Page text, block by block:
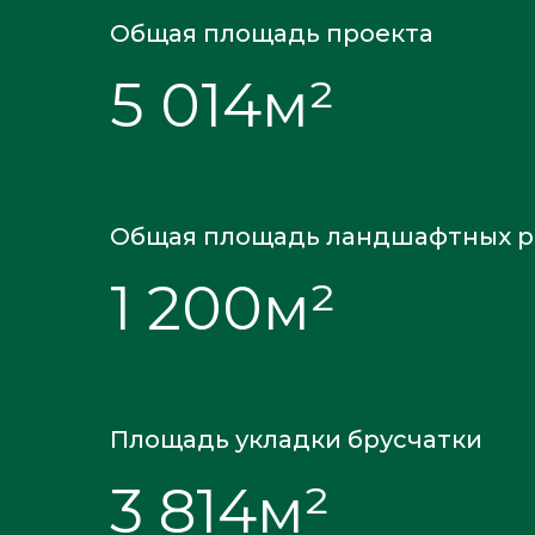
3 814м²
1 200м²
5 014м²
Площадь укладки брусчатки
Общая площадь ландшафтных
Общая площадь проекта